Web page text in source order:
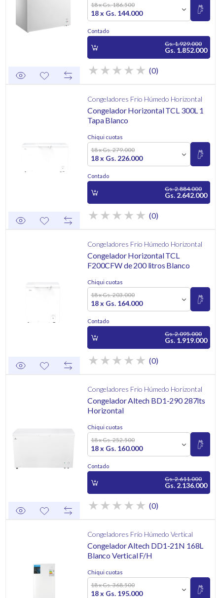
18 x Gs. 186.500
18 x Gs. 144.000
Contado
Gs. 1.929.000
Gs. 1.852.000
(0)
Congeladores Frio Húmedo Horizontal
Congelador Horizontal TCL 300L 1
Tapa Blanco
Chiqui cuotas
18 x Gs. 279.000
18 x Gs. 226.000
Contado
Gs. 2.884.000
Gs. 2.642.000
(0)
Congeladores Frio Húmedo Horizontal
Congelador Horizontal TCL
F200CFW de 200 litros Blanco
Chiqui cuotas
18 x Gs. 203.000
18 x Gs. 164.000
Contado
Gs. 2.095.000
Gs. 1.919.000
(0)
Congeladores Frio Húmedo Horizontal
Congelador Altech BD1-290 287lts
Horizontal
Chiqui cuotas
18 x Gs. 252.500
18 x Gs. 160.000
Contado
Gs. 2.611.000
Gs. 2.136.000
(0)
Congeladores Frío Húmedo Vertical
Congelador Altech DD1-21N 168L
Blanco Vertical F/H
Chiqui cuotas
18 x Gs. 368.500
18 x Gs. 195.000